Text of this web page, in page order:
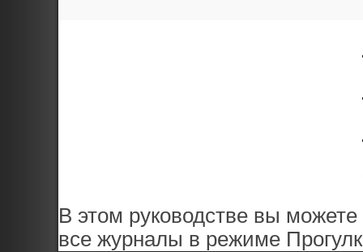
В этом руководстве вы
все журналы в режиме